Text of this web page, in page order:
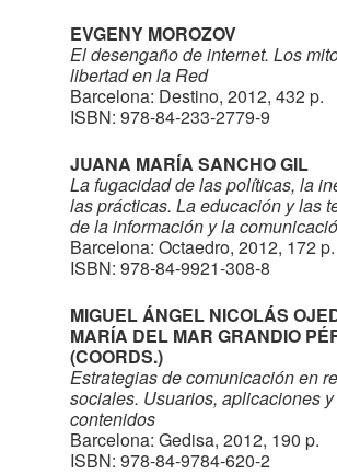
EVGENY MOROZOV
El desengaño de internet. Los
libertad en la Red
Barcelona: Destino, 2012, 432 p.
ISBN: 978-84-233-2779-9
JUANA MARÍA SANCHO GIL
La fugacidad de las políticas, la
las prácticas. La educación y las
de la información y la
Barcelona: Octaedro, 2012, 172 p.
ISBN: 978-84-9921-308-8
MIGUEL ÁNGEL NICOLÁS
MARÍA DEL MAR GRANDIO
(COORDS.)
Estrategias de comunicación en
sociales. Usuarios, aplicaciones y
contenidos
Barcelona: Gedisa, 2012, 190 p.
ISBN: 978-84-9784-620-2